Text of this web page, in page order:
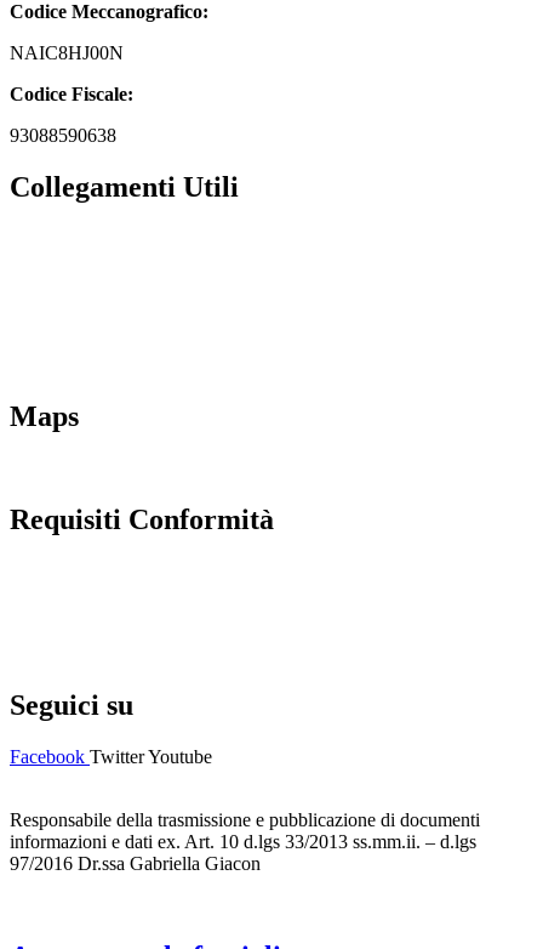
Codice Meccanografico:
NAIC8HJ00N
Codice Fiscale:
93088590638
Collegamenti Utili
Maps
Requisiti Conformità
Seguici su
Facebook TwitterYoutube
Responsabile della trasmissione e pubblicazione di documenti
informazioni e dati ex. Art. 10 d.lgs 33/2013 ss.mm.ii. – d.lgs
97/2016 Dr.ssa Gabriella Giacon